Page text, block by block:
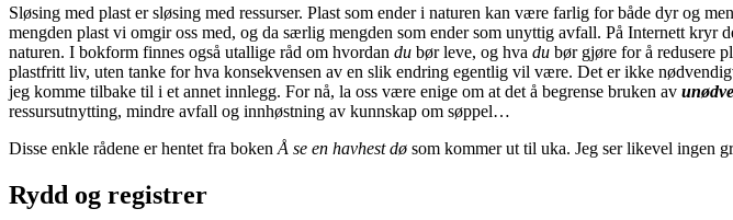
Sløsing med plast er sløsing med ressurser. Plast som ender i naturen kan være farlig for både dyr og
mengden plast vi omgir oss med, og da særlig mengden som ender som unyttig avfall. På Internett kryr
naturen. I bokform finnes også utallige råd om hvordan du bør leve, og hva du bør gjøre for å redusere
plastfritt liv, uten tanke for hva konsekvensen av en slik endring egentlig vil være. Det er ikke
jeg komme tilbake til i et annet innlegg. For nå, la oss være enige om at det å begrense bruken av
ressursutnytting, mindre avfall og innhøstning av kunnskap om søppel…
Disse enkle rådene er hentet fra boken Å se en havhest dø som kommer ut til uka. Jeg ser likevel ingen
Rydd og registrer